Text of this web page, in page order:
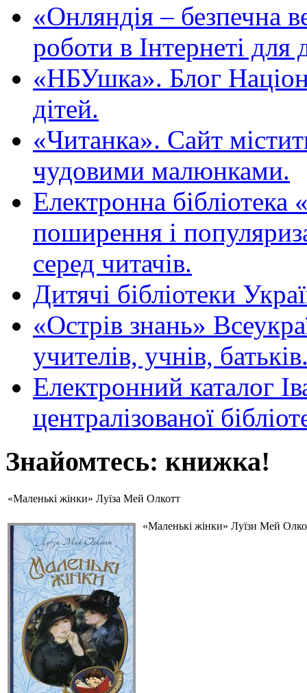
«Oнляндія – безпечна
роботи в Інтернеті для
«НБУшка». Блог
дітей.
«Читанка». Сайт
чудовими малюнками.
Електронна
поширення і
серед читачів.
Дитячі бібліотеки
«Острів знань»
учителів, учнів,
Електронний каталог
централізованої
Знайомтесь: книжка!
«Маленькі жінки» Луїза Мей Олкотт
«Маленькі жінки» Луїзи Мей